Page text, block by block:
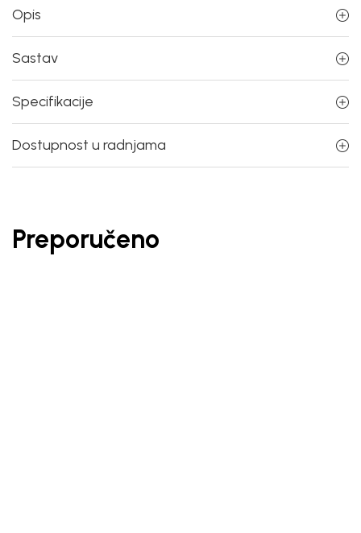
Opis
Sastav
Specifikacije
Dostupnost u radnjama
Preporučeno